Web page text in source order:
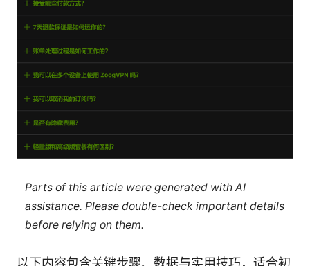
Parts of this article were generated with AI
assistance. Please double-check important details
before relying on them.
以下内容包含关键步骤、数据与实用技巧，适合初